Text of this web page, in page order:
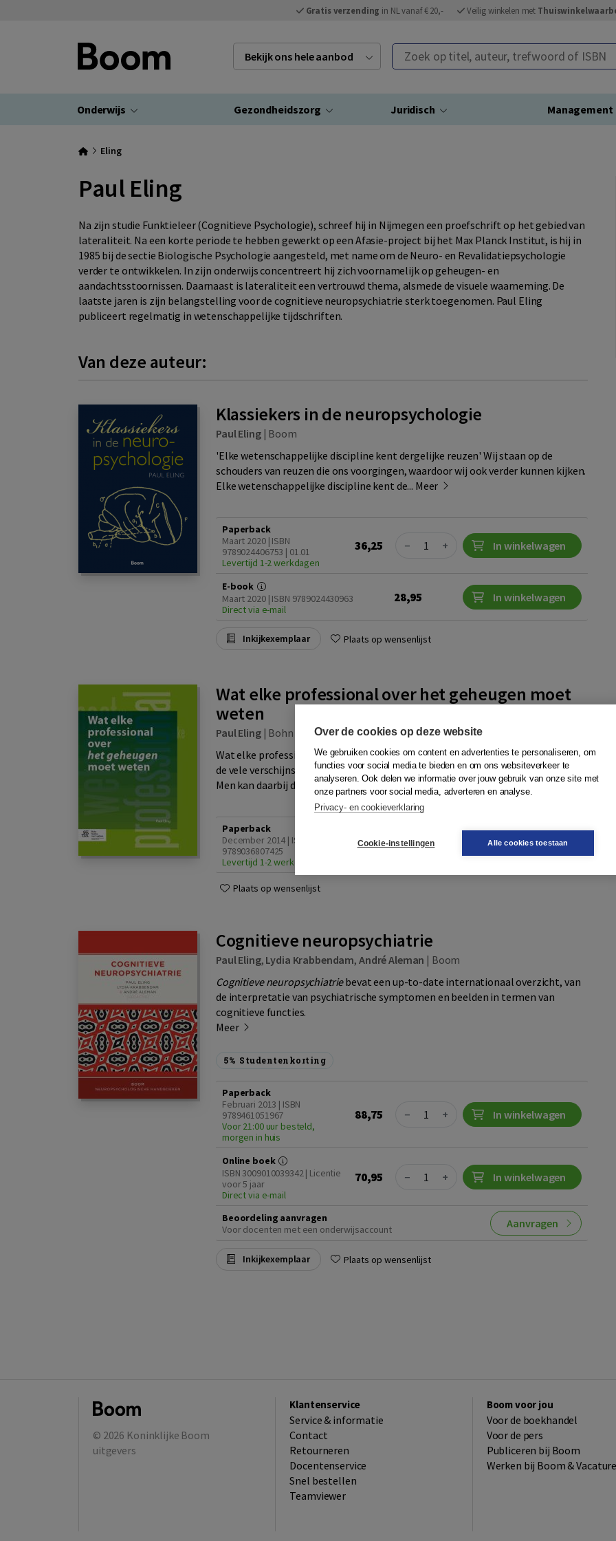
Gratis verzending in NL vanaf € 20,- Veilig winkelen met
Bekijk ons hele aanbod Zoek op titel, auteur, trefwoord of ISBN
Onderwijs Gezondheidszorg Juridisch Management
Eling
Paul Eling
Na zijn studie Funktieleer (Cognitieve Psychologie), schreef hij in Nijmegen een proefschrift op het gebied van
lateraliteit. Na een korte periode te hebben gewerkt op een Afasie-project bij het Max Planck Institut, is hij in
1985 bij de sectie Biologische Psychologie aangesteld, met name om de Neuro- en Revalidatiepsychologie
verder te ontwikkelen. In zijn onderwijs concentreert hij zich voornamelijk op geheugen- en
aandachtsstoornissen. Daarnaast is lateraliteit een vertrouwd thema, alsmede de visuele waarneming. De
laatste jaren is zijn belangstelling voor de cognitieve neuropsychiatrie sterk toegenomen. Paul Eling
publiceert regelmatig in wetenschappelijke tijdschriften.
Van deze auteur:
Klassiekers in de neuropsychologie
Paul Eling| Boom
'Elke wetenschappelijke discipline kent dergelijke reuzen' Wij staan op de
schouders van reuzen die ons voorgingen, waardoor wij ook verder kunnen kijken.
Elke wetenschappelijke discipline kent de... Meer
Paperback
Maart 2020 | ISBN
9789024406753 | 01.01
Levertijd 1-2 werkdagen
36,25 Quantity
− + In winkelwagen
E-book
Maart 2020 | ISBN 9789024430963
Direct via e-mail
28,95 In winkelwagen
Inkijkexemplaar Plaats op wensenlijst
Wat elke professional over het geheugen moet
weten
Paul Eling| Bohn Stafleu van Loghum
Wat elke professional over het geheugen moet weten geeft een overzicht over
de vele verschijnselen, ideeën en verklaringen over aspecten van het geheugen.
Men kan daarbij denken aan het langetermij...Meer
Paperback
December 2014 | ISBN
9789036807425
Levertijd 1-2 werkdagen
60,95 Quantity
− In winkelwagen
Plaats op wensenlijst
Cognitieve neuropsychiatrie
Paul Eling, Lydia Krabbendam, André Aleman | Boom
Cognitieve neuropsychiatriebevat een up-to-date internationaal overzicht, van
de interpretatie van psychiatrische symptomen en beelden in termen van
cognitieve functies.
Meer
5% Studentenkorting
Paperback
Februari 2013 | ISBN
9789461051967
Voor 21:00 uur besteld,
morgen in huis
88,75 Quantity
− + In winkelwagen
Online boek
ISBN 3009010039342 | Licentie
voor 5 jaar
Direct via e-mail
70,95 Quantity
− + In winkelwagen
Beoordeling aanvragen
Voor docenten met een onderwijsaccount
Aanvragen
Inkijkexemplaar Plaats op wensenlijst
© 2026 Koninklijke Boom
uitgevers
Klantenservice
Service & informatie
Contact
Retourneren
Docentenservice
Snel bestellen
Teamviewer
Boom voor jou
Voor de boekhandel
Voor de pers
Publiceren bij Boom
Werken bij Boom &
Over de cookies op deze website
We gebruiken cookies om content en advertenties te personaliseren, om
functies voor social media te bieden en om ons websiteverkeer te
analyseren. Ook delen we informatie over jouw gebruik van onze site met
onze partners voor social media, adverteren en analyse.
Privacy- en cookieverklaring
Cookie-instellingen Alle cookies toestaan